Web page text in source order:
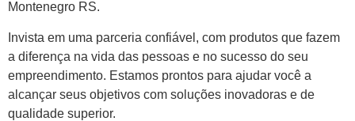
Montenegro RS.
Invista em uma parceria confiável, com produtos que fazem
a diferença na vida das pessoas e no sucesso do seu
empreendimento. Estamos prontos para ajudar você a
alcançar seus objetivos com soluções inovadoras e de
qualidade superior.